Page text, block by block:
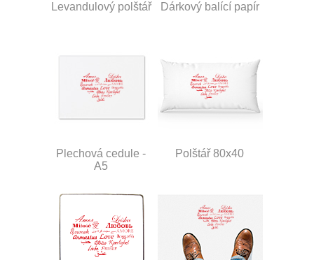
Levandulový polštář Dárkový balící papír
Plechová cedule -
A5
Polštář 80x40